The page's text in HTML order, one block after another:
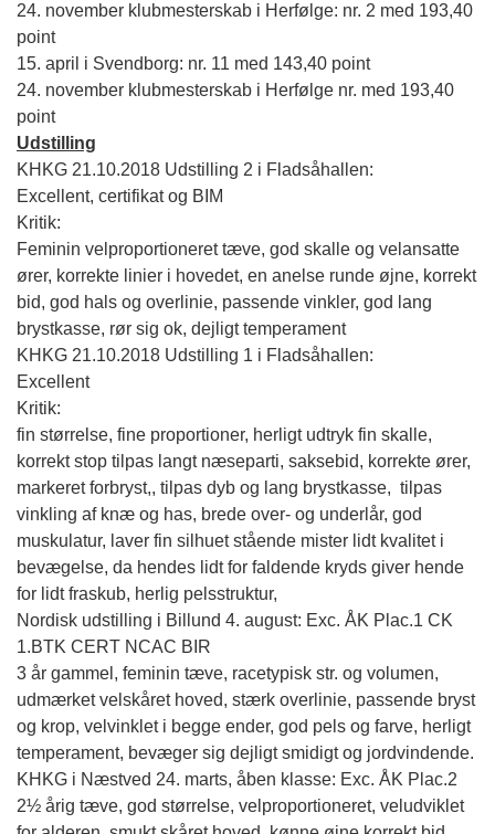
24. november klubmesterskab i Herfølge: nr. 2 med 193,40
point
15. april i Svendborg: nr. 11 med 143,40 point
24. november klubmesterskab i Herfølge nr. med 193,40
point
Udstilling
KHKG 21.10.2018 Udstilling 2 i Fladsåhallen:
Excellent, certifikat og BIM
Kritik:
Feminin velproportioneret tæve, god skalle og velansatte
ører, korrekte linier i hovedet, en anelse runde øjne, korrekt
bid, god hals og overlinie, passende vinkler, god lang
brystkasse, rør sig ok, dejligt temperament
KHKG 21.10.2018 Udstilling 1 i Fladsåhallen:
Excellent
Kritik:
fin størrelse, fine proportioner, herligt udtryk fin skalle,
korrekt stop tilpas langt næseparti, saksebid, korrekte ører,
markeret forbryst,, tilpas dyb og lang brystkasse, tilpas
vinkling af knæ og has, brede over- og underlår, god
muskulatur, laver fin silhuet stående mister lidt kvalitet i
bevægelse, da hendes lidt for faldende kryds giver hende
for lidt fraskub, herlig pelsstruktur,
Nordisk udstilling i Billund 4. august: Exc. ÅK Plac.1 CK
1.BTK CERT NCAC BIR
3 år gammel, feminin tæve, racetypisk str. og volumen,
udmærket velskåret hoved, stærk overlinie, passende bryst
og krop, velvinklet i begge ender, god pels og farve, herligt
temperament, bevæger sig dejligt smidigt og jordvindende.
KHKG i Næstved 24. marts, åben klasse: Exc. ÅK Plac.2
2½ årig tæve, god størrelse, velproportioneret, veludviklet